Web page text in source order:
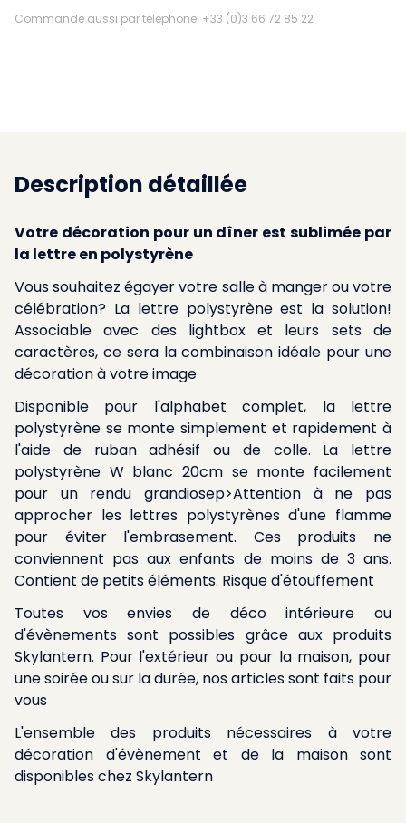
Commande aussi par téléphone: +33 (0)3 66 72 85 22
Description détaillée
Votre décoration pour un dîner est sublimée par
la lettre en polystyrène
Vous souhaitez égayer votre salle à manger ou votre
célébration? La lettre polystyrène est la solution!
Associable avec des lightbox et leurs sets de
caractères, ce sera la combinaison idéale pour une
décoration à votre image
Disponible pour l'alphabet complet, la lettre
polystyrène se monte simplement et rapidement à
l'aide de ruban adhésif ou de colle. La lettre
polystyrène W blanc 20cm se monte facilement
pour un rendu grandiosep>Attention à ne pas
approcher les lettres polystyrènes d'une flamme
pour éviter l'embrasement. Ces produits ne
conviennent pas aux enfants de moins de 3 ans.
Contient de petits éléments. Risque d'étouffement
Toutes vos envies de déco intérieure ou
d'évènements sont possibles grâce aux produits
Skylantern. Pour l'extérieur ou pour la maison, pour
une soirée ou sur la durée, nos articles sont faits pour
vous
L'ensemble des produits nécessaires à votre
décoration d'évènement et de la maison sont
disponibles chez Skylantern